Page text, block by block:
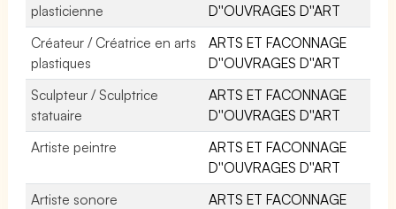
plasticienne
D''OUVRAGES D''ART
Créateur / Créatrice en arts
plastiques
ARTS ET FACONNAGE
D''OUVRAGES D''ART
Sculpteur / Sculptrice
statuaire
ARTS ET FACONNAGE
D''OUVRAGES D''ART
Artiste peintre
ARTS ET FACONNAGE
D''OUVRAGES D''ART
Artiste sonore
ARTS ET FACONNAGE